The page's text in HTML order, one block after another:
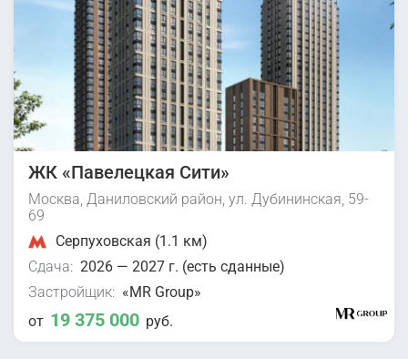
ЖК «Павелецкая Сити»
Москва, Даниловский район, ул. Дубининская, 59-
69
Серпуховская (1.1 км)
Сдача: 2026 — 2027 г. (есть сданные)
Застройщик: «MR Group»
от 19 375 000 руб.